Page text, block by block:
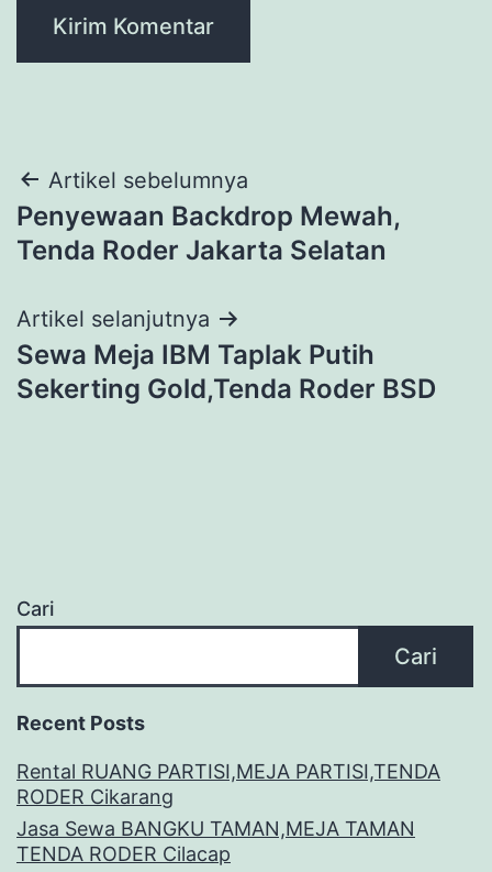
Navigasi
pos
Artikel sebelumnya
Penyewaan Backdrop Mewah,
Tenda Roder Jakarta Selatan
Artikel selanjutnya
Sewa Meja IBM Taplak Putih
Sekerting Gold,Tenda Roder BSD
Cari
Cari
Recent Posts
Rental RUANG PARTISI,MEJA PARTISI,TENDA
RODER Cikarang
Jasa Sewa BANGKU TAMAN,MEJA TAMAN
TENDA RODER Cilacap